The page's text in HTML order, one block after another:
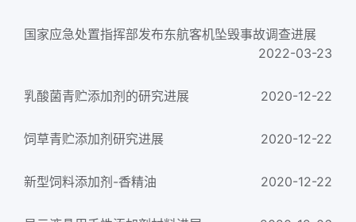
国家应急处置指挥部发布东航客机坠毁事故调查进展
2022-03-23
乳酸菌青贮添加剂的研究进展 2020-12-22
饲草青贮添加剂研究进展 2020-12-22
新型饲料添加剂-香精油 2020-12-22